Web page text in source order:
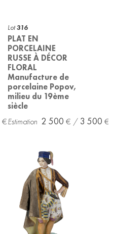
Lot316
PLAT EN
PORCELAINE
RUSSE À DÉCOR
FLORAL
Manufacture de
porcelaine Popov,
milieu du 19ème
siècle
2 500 3 500